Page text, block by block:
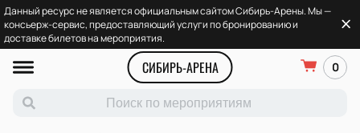
Данный ресурс не является официальным сайтом Сибирь-Арены. Мы —
консьерж-сервис, предоставляющий услуги по бронированию и
доставке билетов на мероприятия.
СИБИРЬ-АРЕНА 0